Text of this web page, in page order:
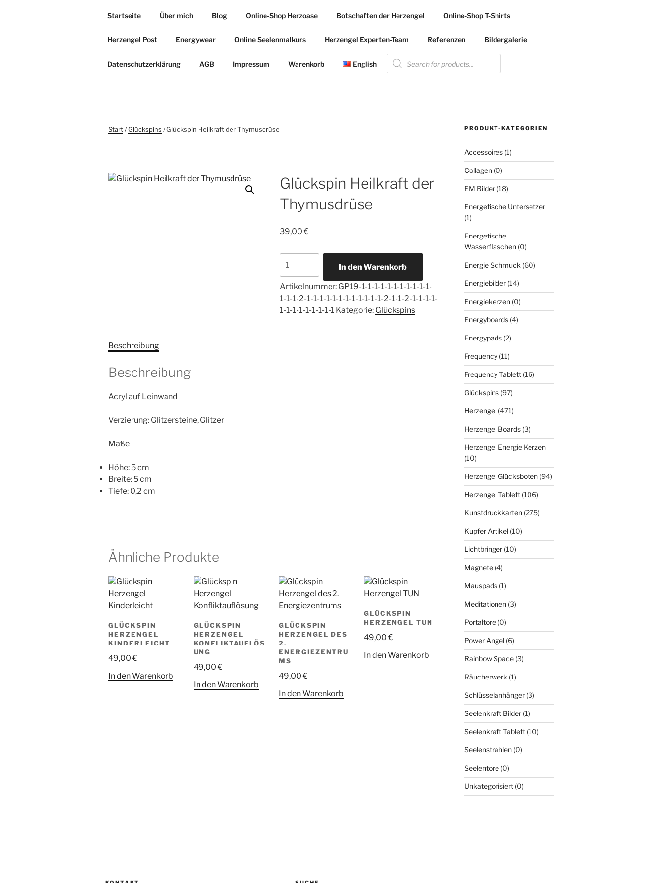
HERZOASE.COM
Startseite Über mich Blog Online-Shop Herzoase Botschaften der Herzengel Online-Shop T-Shirts
Herzengel Post Energywear Online Seelenmalkurs Herzengel Experten-Team Referenzen Bildergalerie
Datenschutzerklärung AGB Impressum Warenkorb English
Products
search
Start/Glückspins / Glückspin Heilkraft der Thymusdrüse
Glückspin Heilkraft der
Thymusdrüse
39,00€
Heilkraft
der
Thymusdrüse
Menge
In den Warenkorb
Artikelnummer: GP19-1-1-1-1-1-1-1-1-1-1-1-
1-1-1-2-1-1-1-1-1-1-1-1-1-1-1-1-2-1-1-2-1-1-1-1-
1-1-1-1-1-1-1-1-1 Kategorie: Glückspins
Beschreibung
Beschreibung
Acryl auf Leinwand
Verzierung: Glitzersteine, Glitzer
Maße
Höhe: 5 cm
Breite: 5 cm
Tiefe: 0,2 cm
Ähnliche Produkte
GLÜCKSPIN
HERZENGEL
KINDERLEICHT
49,00€
In den Warenkorb
GLÜCKSPIN
HERZENGEL
KONFLIKTAUFLÖS
UNG
49,00€
In den Warenkorb
GLÜCKSPIN
HERZENGEL DES
2.
ENERGIEZENTRU
MS
49,00€
In den Warenkorb
GLÜCKSPIN
HERZENGEL TUN
49,00€
In den Warenkorb
PRODUKT-KATEGORIEN
Accessoires (1)
Collagen (0)
EM Bilder (18)
Energetische Untersetzer
(1)
Energetische
Wasserflaschen (0)
Energie Schmuck (60)
Energiebilder (14)
Energiekerzen (0)
Energyboards (4)
Energypads (2)
Frequency (11)
Frequency Tablett (16)
Glückspins (97)
Herzengel (471)
Herzengel Boards (3)
Herzengel Energie Kerzen
(10)
Herzengel Glücksboten (94)
Herzengel Tablett (106)
Kunstdruckkarten (275)
Kupfer Artikel (10)
Lichtbringer (10)
Magnete (4)
Mauspads (1)
Meditationen (3)
Portaltore (0)
Power Angel (6)
Rainbow Space (3)
Räucherwerk (1)
Schlüsselanhänger (3)
Seelenkraft Bilder (1)
Seelenkraft Tablett (10)
Seelenstrahlen (0)
Seelentore (0)
Unkategorisiert (0)